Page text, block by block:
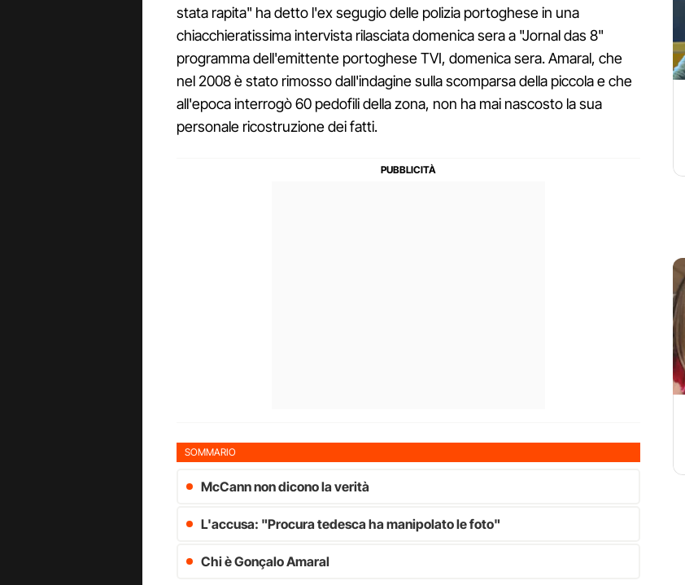
stata rapita" ha detto l'ex segugio delle polizia portoghese in una
chiacchieratissima intervista rilasciata domenica sera a "Jornal das 8"
programma dell'emittente portoghese TVI, domenica sera. Amaral, che
nel 2008 è stato rimosso dall'indagine sulla scomparsa della piccola e che
all'epoca interrogò 60 pedofili della zona, non ha mai nascosto la sua
personale ricostruzione dei fatti.
SOMMARIO
McCann non dicono la verità
L'accusa: "Procura tedesca ha manipolato le foto"
Chi è Gonçalo Amaral